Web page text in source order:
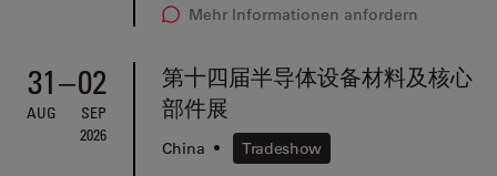
Mehr Informationen anfordern
31
AUG
–02
SEP
2026
第十四届半导体设备材料及核心
部件展
China •
Tradeshow